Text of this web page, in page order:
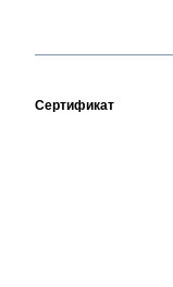
Сертификат